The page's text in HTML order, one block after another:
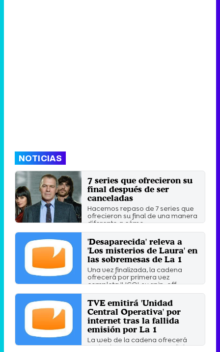
NOTICIAS
7 series que ofrecieron su
final después de ser
canceladas
Hacemos repaso de 7 series que
ofrecieron su final de una manera
diferente a cómo ...
Miércoles 24 Enero 2018 11:40
'Desaparecida' releva a
'Los misterios de Laura' en
las sobremesas de La 1
Una vez finalizada, la cadena
ofrecerá por primera vez
completa 'UCO', su spin-off.
Jueves 28 Marzo 2013 11:24
TVE emitirá 'Unidad
Central Operativa' por
internet tras la fallida
emisión por La 1
La web de la cadena ofrecerá
cada viernes un nuevo capítulo